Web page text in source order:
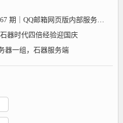
器错误；抖音建议用腾讯系账号登录的用户更改抖音头像昵称
器时代四倍经验迎国庆
器一组，石器服务端